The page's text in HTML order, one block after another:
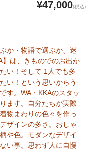
¥47,000(税込)
か・物語で選ぶか、迷
】は、きものでのお出か
い！そして 1人でも多
い！という思いからう
す。WA・KKAのスタッ
ます。自分たちが実際
物まわりの色々を作っ
ザインの多さ。おしゃ
や色。モダンなデザイ
い事。思わず人に自慢